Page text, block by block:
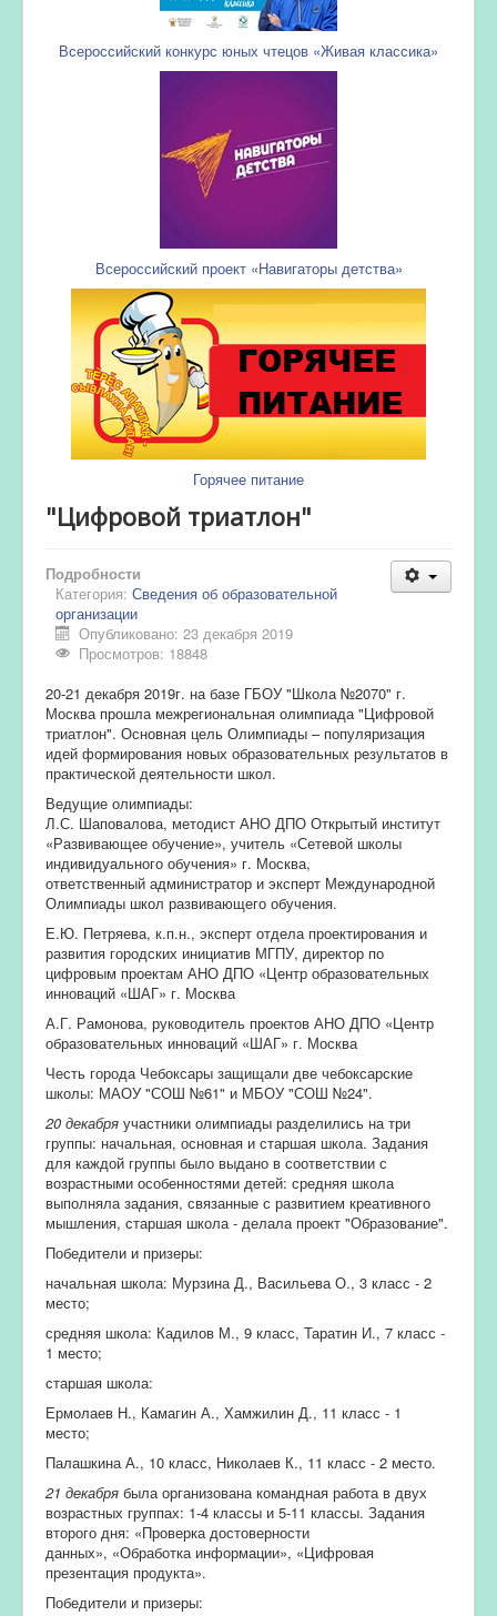
Всероссийский конкурс юных чтецов «Живая классика»
Всероссийский проект «Навигаторы детства»
Горячее питание
"Цифровой триатлон"
Подробности
Категория: Сведения об образовательной
организации
Опубликовано: 23 декабря 2019
Просмотров: 18848
20-21 декабря 2019г. на базе ГБОУ "Школа №2070" г.
Москва прошла межрегиональная олимпиада "Цифровой
триатлон". Основная цель Олимпиады – популяризация
идей формирования новых образовательных результатов в
практической деятельности школ.
Ведущие олимпиады:
Л.С. Шаповалова, методист АНО ДПО Открытый институт
«Развивающее обучение», учитель «Сетевой школы
индивидуального обучения» г. Москва,
ответственный администратор и эксперт Международной
Олимпиады школ развивающего обучения.
Е.Ю. Петряева, к.п.н., эксперт отдела проектирования и
развития городских инициатив МГПУ, директор по
цифровым проектам АНО ДПО «Центр образовательных
инноваций «ШАГ» г. Москва
А.Г. Рамонова, руководитель проектов АНО ДПО «Центр
образовательных инноваций «ШАГ» г. Москва
Честь города Чебоксары защищали две чебоксарские
школы: МАОУ "СОШ №61" и МБОУ "СОШ №24".
20 декабря участники олимпиады разделились на три
группы: начальная, основная и старшая школа. Задания
для каждой группы было выдано в соответствии с
возрастными особенностями детей: средняя школа
выполняла задания, связанные с развитием креативного
мышления, старшая школа - делала проект "Образование".
Победители и призеры:
начальная школа: Мурзина Д., Васильева О., 3 класс - 2
место;
средняя школа: Кадилов М., 9 класс, Таратин И., 7 класс -
1 место;
старшая школа:
Ермолаев Н., Камагин А., Хамжилин Д., 11 класс - 1
место;
Палашкина А., 10 класс, Николаев К., 11 класс - 2 место.
21 декабря была организована командная работа в двух
возрастных группах: 1-4 классы и 5-11 классы. Задания
второго дня: «Проверка достоверности
данных», «Обработка информации», «Цифровая
презентация продукта».
Победители и призеры: